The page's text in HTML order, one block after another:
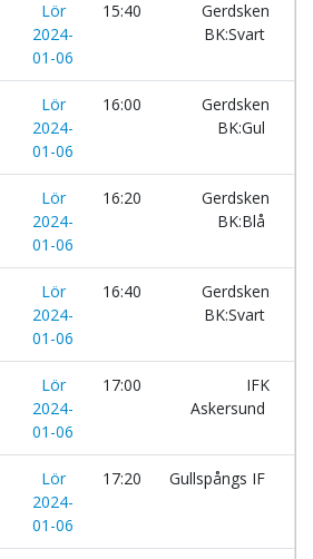
Lör
2024-
01-06
15:40
Gerdsken
BK:Svart
Lör
2024-
01-06
16:00
Gerdsken
BK:Gul
Lör
2024-
01-06
16:20
Gerdsken
BK:Blå
Lör
2024-
01-06
16:40
Gerdsken
BK:Svart
Lör
2024-
01-06
17:00
IFK
Askersund
Lör
2024-
01-06
17:20 Gullspångs IF